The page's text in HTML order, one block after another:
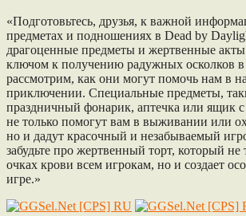
«Подготовьтесь, друзья, к важной
предметах и подношениях в Dead by
драгоценные предметы и жертвенные акты
ключом к получению радужных осколков в
рассмотрим, как они могут помочь нам в
приключении. Специальные предметы,
праздничный фонарик, аптечка или ящик
не только помогут вам в выживании или
но и дадут красочный и незабываемый
забудьте про жертвенный торт, который не
очках крови всем игрокам, но и создает
игре.»